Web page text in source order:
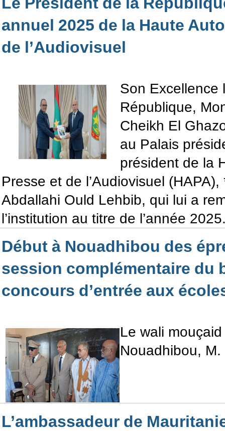
annuel 2025 de la Haute
de l’Audiovisuel
Son Excellence
République,
Cheikh El
au Palais
président de la
Presse et de l’Audiovisuel
Abdallahi Ould Lehbib, qui lui a
l’institution au titre de l’année
Début à Nouadhibou des
session complémentaire du
concours d’entrée aux
Le wali
Nouadhibou, M.
L’ambassadeur de